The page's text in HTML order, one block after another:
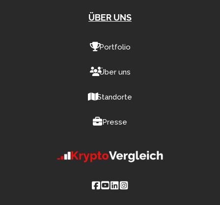
ÜBER UNS
Portfolio
Über uns
Standorte
Presse